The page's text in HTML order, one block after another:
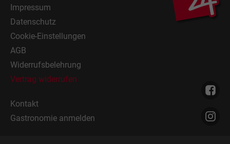
Impressum
Datenschutz
Cookie-Einstellungen
AGB
Widerrufsbelehrung
Vertrag widerrufen
Kontakt
Gastronomie anmelden